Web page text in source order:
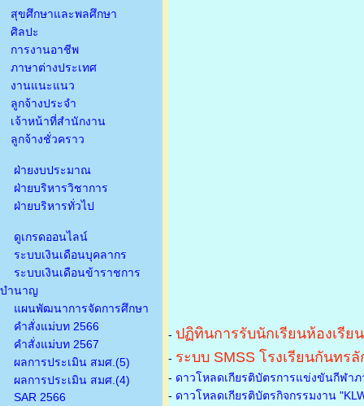
สุขศึกษาและพลศึกษา
ศิลปะ
การงานอาชีพ
ภาษาต่างประเทศ
งานแนะแนว
ลูกจ้างประจำ
เจ้าหน้าที่สำนักงาน
ลูกจ้างชั่วคราว
ฝ่ายงบประมาณ
ฝ่ายบริหารวิชาการ
ฝ่ายบริหารทั่วไป
ดูเกรดออนไลน์
ระบบเงินเดือนบุคลากร
ระบบเงินเดือนข้าราชการ
บำนาญ
แผนพัฒนาการจัดการศึกษา
คำสั่งแม่บท 2566
คำสั่งแม่บท 2567
ผลการประเมิน สมศ.(5)
ผลการประเมิน สมศ.(4)
SAR 2566
- ปฏิทินการรับนักเรียนห้องเรีย
- ระบบ SMSS โรงเรียนกันทร
- ดาวโหลดเกียรติบัตรการแข่งขันกีฬา
- ดาวโหลดเกียรติบัตรกิจกรรมงาน